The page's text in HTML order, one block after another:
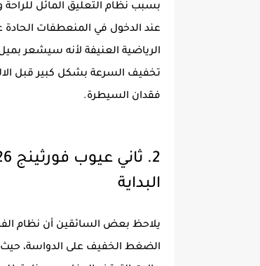
بسبب نظام التعليق المائل
عند الدخول في المنعطفات الحادة
الرياضية العنيفة لأنه سيشعر
تخفيف السرعة بشكل كبير قبل
فقدان السيطرة.
البداية
يلاحظ بعض السائقين أن نظام
الضغط الخفيف على الدواسة،